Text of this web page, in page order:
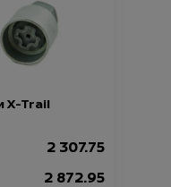
X-Trail
2 307.75
2 872.95